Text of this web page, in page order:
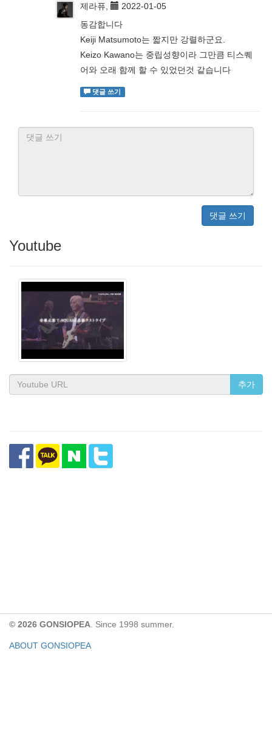
제라퓨,
2022-01-05
동감합니다
Keiji Matsumoto는 짧지만 강렬하군요.
Keizo Kawano는 중립성향이라 그만큼 티스퀘
어와 오래 함께 할 수 있었던것 같습니다
댓글 쓰기
댓글 쓰기
Youtube
추가
© 2026 GONSIOPEA . Since 1998 summer.
ABOUT GONSIOPEA